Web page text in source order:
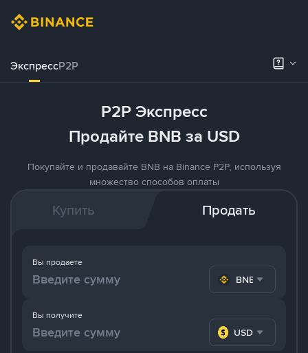
ЭкспрессP2P
P2P Экспресс
Продайте BNB за USD
Покупайте и продавайте BNB на Binance P2P, используя
множество способов оплаты
Купить Продать
Вы получите
USD
Вы продаете
BNB